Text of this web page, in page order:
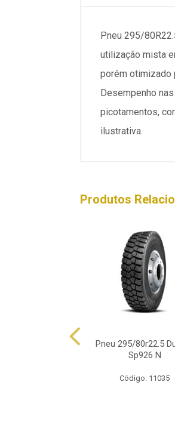
Pneu 295/
utilização mista
porém otimizado
Desempenho
picotamentos,
ilustrativa.
Produtos
Pneu 295/80r22.5
Sp926 N
Código: 11035